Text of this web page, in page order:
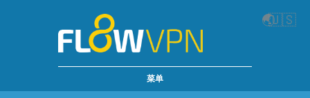
🌏🇺🇸
菜单